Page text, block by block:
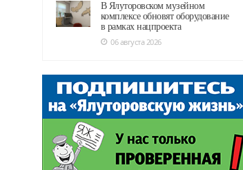
В Ялуторовском музейном
комплексе обновят оборудование
в рамках нацпроекта
06 августа 2026